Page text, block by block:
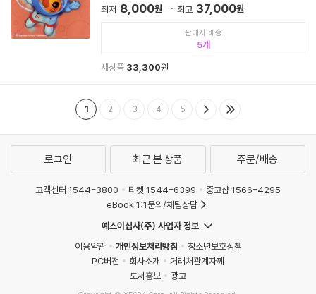
최저 8,000원 최고 37,000원
판매자 배송
5
새상품 33,300원
1 2 3 4 5
로그인 최근 본 상품 주문/배송
고객센터 1544-3800 티켓 1544-6399
중고샵 1566-4295
eBook 1:1문의/채팅상담
예스이십사(주) 사업자 정보
이용약관
개인정보처리방침
청소년보호정책
PC버전
회사소개
거래처관계자께
도서홍보
광고